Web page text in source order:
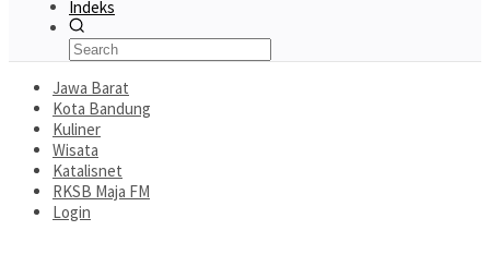
Indeks
Jawa Barat
Kota Bandung
Kuliner
Wisata
Katalisnet
RKSB Maja FM
Login